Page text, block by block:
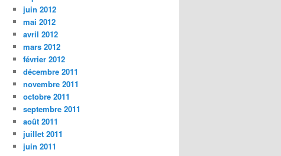
juin 2012
mai 2012
avril 2012
mars 2012
février 2012
décembre 2011
novembre 2011
octobre 2011
septembre 2011
août 2011
juillet 2011
juin 2011